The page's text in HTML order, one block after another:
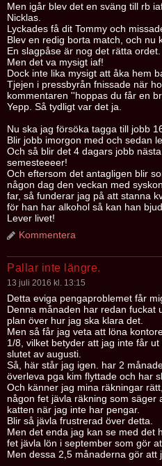
Men igår blev det en sväng till rb
Nicklas.
Lyckades få dit Tommy och
Blev en redig borta match, och nu
En slagpåse är nog det rätta ordet.
Men det va mysigt iaf!
Dock inte lika mysigt att åka hem
Tjejen i pressbyrån fnissade när
kommentaren ''hoppas du får en
Yepp. Så tydligt var det ja.
Nu ska jag försöka tagga till jobb
Blir jobb imorgon med och sedan
Och så blir det 4 dagars jobb
semesteeeer!
Och eftersom det antagligen blir
någon dag den veckan med
far, så funderar jag på att stanna
för han har alkohol så kan han
Lever livet!
Kommentera
Pallar inte längre.
13 juli 2016 kl. 13:15
Detta eviga pengaproblemet får
Denna månaden har redan fuckat
plan över hur jag ska klara det.
Men så får jag veta att löna
1/8, vilket betyder att jag inte får
slutet av augusti.
Så, här står jag igen. har 2
överleva pga kim flyttade och har
Och känner jag mina räkningar
någon fet jävla räkning som säger
katten när jag inte har pengar.
Blir så jävla frustrerad över detta.
Men det enda jag kan se med det
fet jävla lön i september som gör
Men dessa 2,5 månaderna gör att